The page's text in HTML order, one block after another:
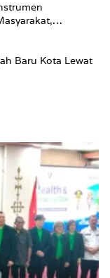
Pemkot
Baru Kota Lewat